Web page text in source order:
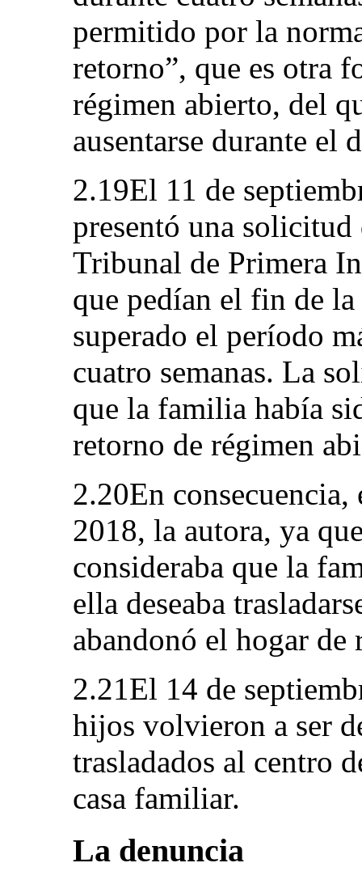
permitido por la
retorno”, que es otra
régimen abierto, del
ausentarse durante el
2.19El 11 de
presentó una solicitud
Tribunal de Primera
que pedían el fin de
superado el período
cuatro semanas. La
que la familia había
retorno de régimen
2.20En
2018, la autora, ya
consideraba que la
ella deseaba
abandonó el hogar
2.21El 14 de
hijos volvieron a ser
trasladados al centro
casa familiar.
La denuncia